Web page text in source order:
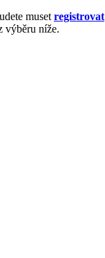
muset registrovat
výběru níže.